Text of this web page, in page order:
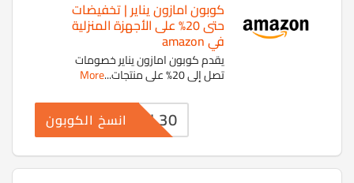
كوبون امازون يناير | تخفيضات
حتى 20% على الأجهزة المنزلية
في amazon
يقدم كوبون امازون يناير خصومات
تصل إلى 20% على منتجات ...
More
WEL30 انسخ الكوبون